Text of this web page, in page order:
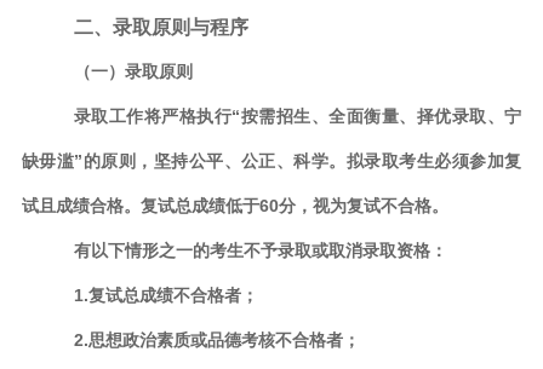
二、录取原则与程序
（一）录取原则
录取工作将严格执行“按需招生、全面衡量、择优录取、宁
缺毋滥”的原则，坚持公平、公正、科学。拟录取考生必须参加复
试且成绩合格。复试总成绩低于60分，视为复试不合格。
有以下情形之一的考生不予录取或取消录取资格：
1.复试总成绩不合格者；
2.思想政治素质或品德考核不合格者；